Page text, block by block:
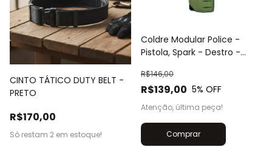
CINTO TÁTICO DUTY BELT -
PRETO
R$170,00
Só restam 2 em estoque!
Coldre Modular Police -
Pistola, Spark - Destro -
R$139,00
R$146,00
5% OFF
Atenção, última peça!